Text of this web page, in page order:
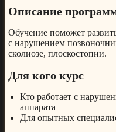
Описание
Обучение поможет
с нарушением
сколиозе, плоскостопии.
Для кого курс
Кто работает с
аппарата
Для опытных